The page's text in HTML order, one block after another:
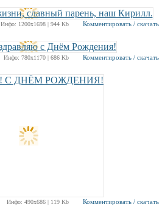
Инфо: 1200х1698 | 944 Kb Комментировать / скачать
Инфо: 780х1170 | 686 Kb Комментировать / скачать
Инфо: 490х686 | 119 Kb Комментировать / скачать